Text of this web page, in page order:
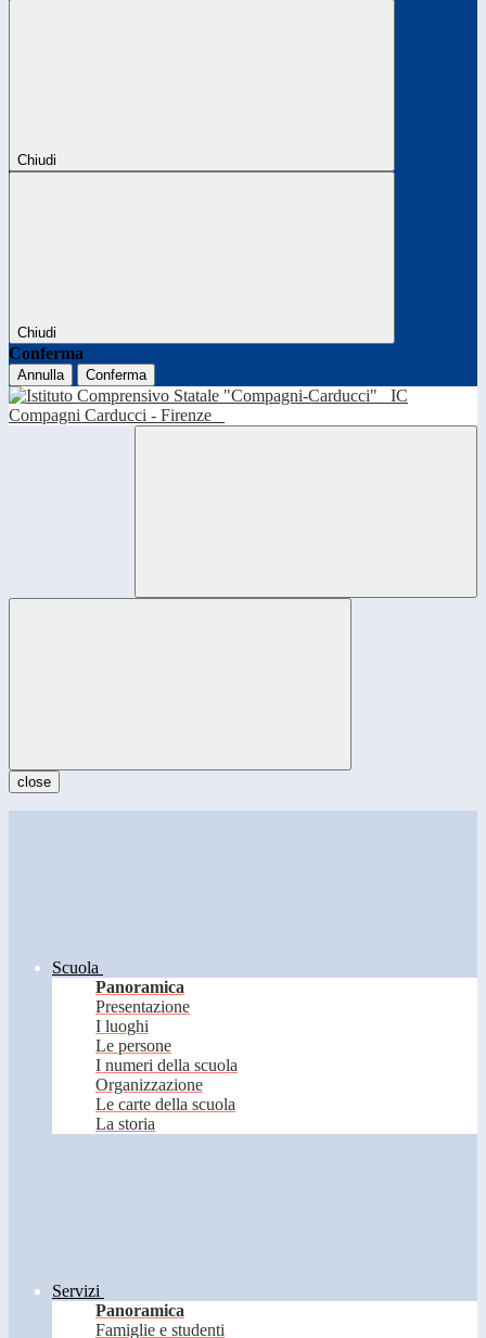
Chiudi
Chiudi
Conferma
Annulla Conferma
IC
Compagni Carducci - Firenze
close
Scuola
Panoramica
Presentazione
I luoghi
Le persone
I numeri della scuola
Organizzazione
Le carte della scuola
La storia
Servizi
Panoramica
Famiglie e studenti